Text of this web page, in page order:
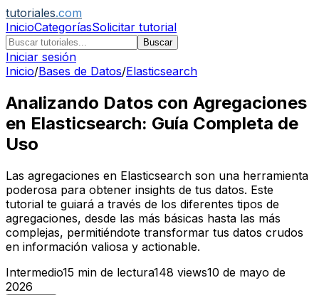
tutoriales.com
InicioCategoríasSolicitar tutorial
Buscar
Iniciar sesión
Inicio/Bases de Datos/Elasticsearch
Analizando Datos con Agregaciones
en Elasticsearch: Guía Completa de
Uso
Las agregaciones en Elasticsearch son una herramienta
poderosa para obtener insights de tus datos. Este
tutorial te guiará a través de los diferentes tipos de
agregaciones, desde las más básicas hasta las más
complejas, permitiéndote transformar tus datos crudos
en información valiosa y actionable.
Intermedio15 min de lectura148 views10 de mayo de
2026